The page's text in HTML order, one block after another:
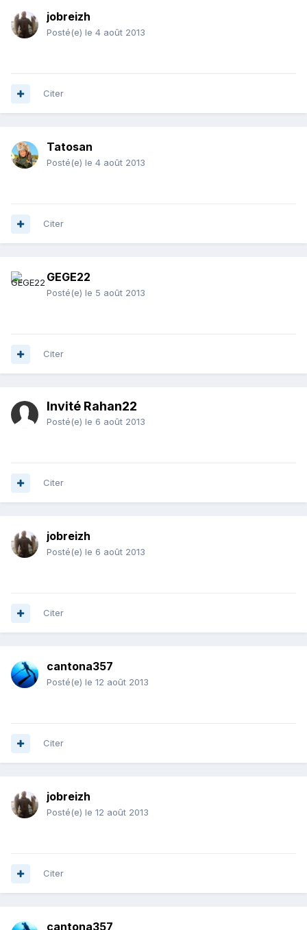
jobreizh
Posté(e) le 4 août 2013
Citer
Tatosan
Posté(e) le 4 août 2013
Citer
GEGE22
Posté(e) le 5 août 2013
Citer
Invité Rahan22
Posté(e) le 6 août 2013
Citer
jobreizh
Posté(e) le 6 août 2013
Citer
cantona357
Posté(e) le 12 août 2013
Citer
jobreizh
Posté(e) le 12 août 2013
Citer
cantona357